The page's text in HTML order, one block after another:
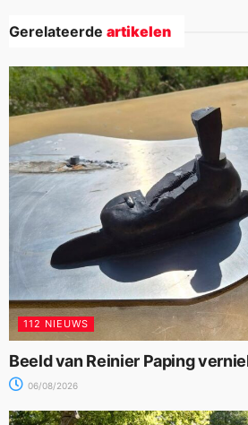
Gerelateerde artikelen
112 NIEUWS
Beeld van Reinier Paping
06/08/2026